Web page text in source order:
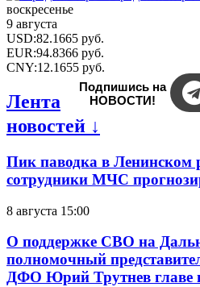
воскресенье
9 августа
USD:82.1665 руб.
EUR:94.8366 руб.
CNY:12.1655 руб.
Подпишись на
НОВОСТИ!
Лента
новостей ↓
Пик паводка в Ленинском
сотрудники МЧС
8 августа 15:00
О поддержке СВО на
полномочный
ДФО Юрий Трутнев главе